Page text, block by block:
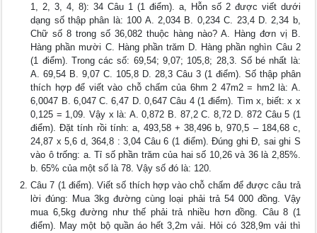
1, 2, 3, 4, 8): 34 Câu 1 (1 điểm). a, Hỗn số 2 được viết dưới
dạng số thập phân là: 100 A. 2,034 B. 0,234 C. 23,4 D. 2,34 b,
Chữ số 8 trong số 36,082 thuộc hàng nào? A. Hàng đơn vị B.
Hàng phần mười C. Hàng phần trăm D. Hàng phần nghìn Câu 2
(1 điểm). Trong các số: 69,54; 9,07; 105,8; 28,3. Số bé nhất là:
A. 69,54 B. 9,07 C. 105,8 D. 28,3 Câu 3 (1 điểm). Số thập phân
thích hợp để viết vào chỗ chấm của 6hm 2 47m2 = hm2 là: A.
6,0047 B. 6,047 C. 6,47 D. 0,647 Câu 4 (1 điểm). Tìm x, biết: x x
0,125 = 1,09. Vậy x là: A. 0,872 B. 87,2 C. 8,72 D. 872 Câu 5 (1
điểm). Đặt tính rồi tính: a, 493,58 + 38,496 b, 970,5 – 184,68 c,
24,87 x 5,6 d, 364,8 : 3,04 Câu 6 (1 điểm). Đúng ghi Đ, sai ghi S
vào ô trống: a. Tỉ số phần trăm của hai số 10,26 và 36 là 2,85%.
b. 65% của một số là 78. Vậy số đó là: 120.
Câu 7 (1 điểm). Viết số thích hợp vào chỗ chấm để được câu trả
lời đúng: Mua 3kg đường cùng loại phải trả 54 000 đồng. Vậy
mua 6,5kg đường như thế phải trả nhiều hơn đồng. Câu 8 (1
điểm). May một bộ quần áo hết 3,2m vải. Hỏi có 328,9m vải thì